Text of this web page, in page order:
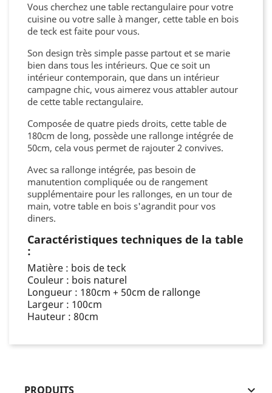
Vous cherchez une table rectangulaire pour votre
cuisine ou votre salle à manger, cette table en bois
de teck est faite pour vous.
Son design très simple passe partout et se marie
bien dans tous les intérieurs. Que ce soit un
intérieur contemporain, que dans un intérieur
campagne chic, vous aimerez vous attabler autour
de cette table rectangulaire.
Composée de quatre pieds droits, cette table de
180cm de long, possède une rallonge intégrée de
50cm, cela vous permet de rajouter 2 convives.
Avec sa rallonge intégrée, pas besoin de
manutention compliquée ou de rangement
supplémentaire pour les rallonges, en un tour de
main, votre table en bois s'agrandit pour vos
diners.
Caractéristiques techniques de la table
:
Matière : bois de teck
Couleur : bois naturel
Longueur : 180cm + 50cm de rallonge
Largeur : 100cm
Hauteur : 80cm
PRODUITS